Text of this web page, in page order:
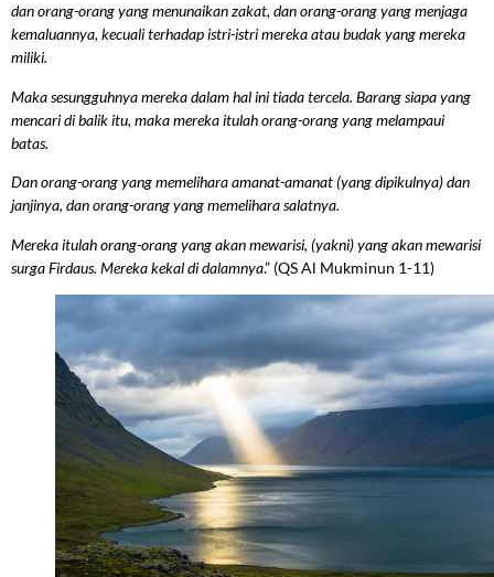
dan orang-orang yang menunaikan zakat, dan orang-orang yang menjaga
kemaluannya, kecuali terhadap istri-istri mereka atau budak yang mereka
miliki.
Maka sesungguhnya mereka dalam hal ini tiada tercela. Barang siapa yang
mencari di balik itu, maka mereka itulah orang-orang yang melampaui
batas.
Dan orang-orang yang memelihara amanat-amanat (yang dipikulnya) dan
janjinya, dan orang-orang yang memelihara salatnya.
Mereka itulah orang-orang yang akan mewarisi, (yakni) yang akan mewarisi
surga Firdaus. Mereka kekal di dalamnya.” (QS Al Mukminun 1-11)